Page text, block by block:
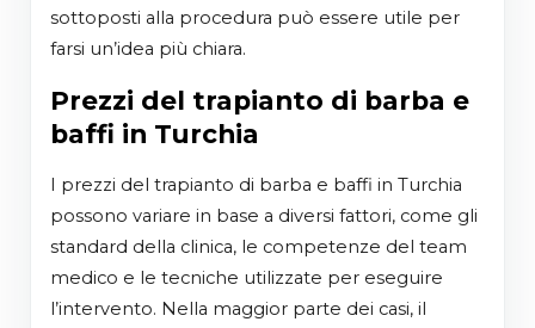
sottoposti alla procedura può essere utile per
farsi un’idea più chiara.
Prezzi del trapianto di barba e
baffi in Turchia
I prezzi del trapianto di barba e baffi in Turchia
possono variare in base a diversi fattori, come gli
standard della clinica, le competenze del team
medico e le tecniche utilizzate per eseguire
l’intervento. Nella maggior parte dei casi, il